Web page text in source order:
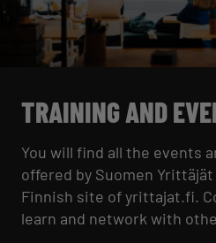
TRAINING AND
You will find all the events
offered by Suomen
Finnish site of yrittajat.fi.
learn and network with